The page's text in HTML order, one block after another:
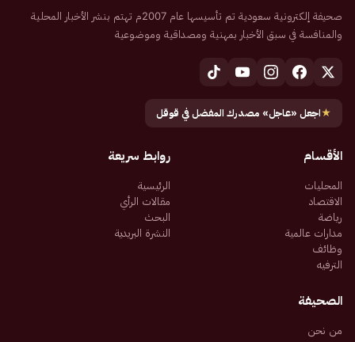
صحيفة إلكترونية سعودية تم تأسيسها عام 2007م تهتم بنشر الأخبار المحلية
والمنافسة في سبق الأخبار بمهنية ومصداقية وموضوعية
★اجعل «عاجل» مصدرك المفضل في قوقل
الأقسام
المحليات
الاقتصاد
رياضة
مدارات عالمية
وظائف
الترفيه
روابط سريعة
الرئيسية
مقالات الرأي
البحث
النشرة البريدية
الصحيفة
من نحن